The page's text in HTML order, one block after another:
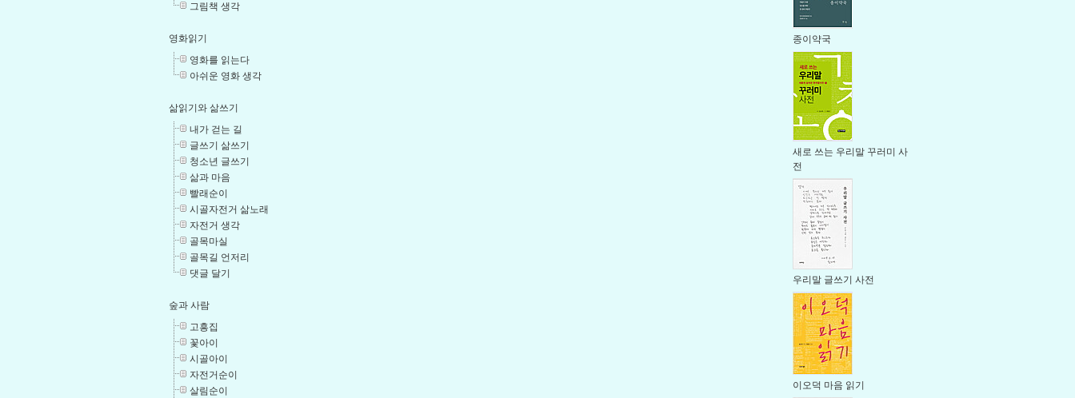
그림책 생각
영화읽기
영화를 읽는다
아쉬운 영화 생각
삶읽기와 삶쓰기
내가 걷는 길
글쓰기 삶쓰기
청소년 글쓰기
삶과 마음
빨래순이
시골자전거 삶노래
자전거 생각
골목마실
골목길 언저리
댓글 달기
숲과 사람
고흥집
꽃아이
시골아이
자전거순이
살림순이
종이약국
새로 쓰는 우리말 꾸러미 사
전
우리말 글쓰기 사전
이오덕 마음 읽기